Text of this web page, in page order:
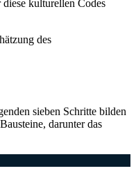
kulturellen Codes
des
sieben Schritte bilden
darunter das